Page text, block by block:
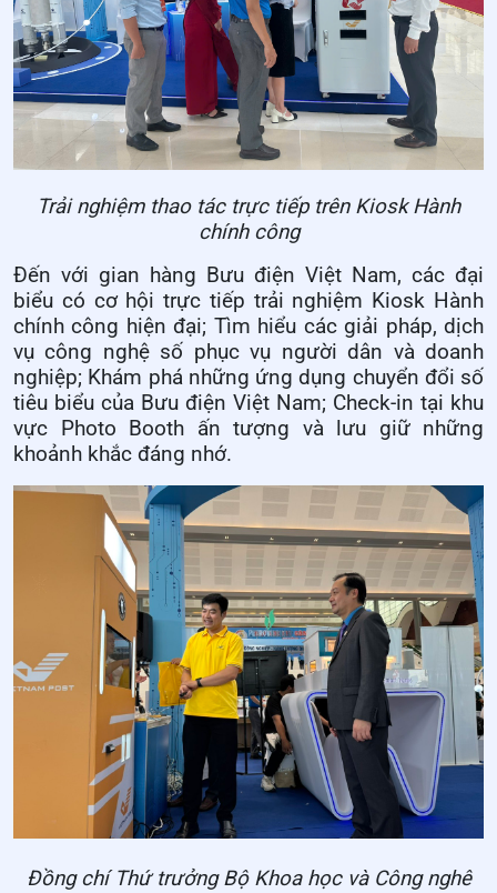
Trải nghiệm thao tác trực tiếp trên Kiosk Hành
chính công
Đến với gian hàng Bưu điện Việt Nam, các đại
biểu có cơ hội trực tiếp trải nghiệm Kiosk Hành
chính công hiện đại; Tìm hiểu các giải pháp, dịch
vụ công nghệ số phục vụ người dân và doanh
nghiệp; Khám phá những ứng dụng chuyển đổi số
tiêu biểu của Bưu điện Việt Nam; Check-in tại khu
vực Photo Booth ấn tượng và lưu giữ những
khoảnh khắc đáng nhớ.
Đồng chí Thứ trưởng Bộ Khoa học và Công nghê